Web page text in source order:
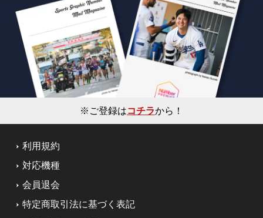
※ご登録はコチラから！
利用規約
対応機種
会員退会
特定商取引法に基づく表記